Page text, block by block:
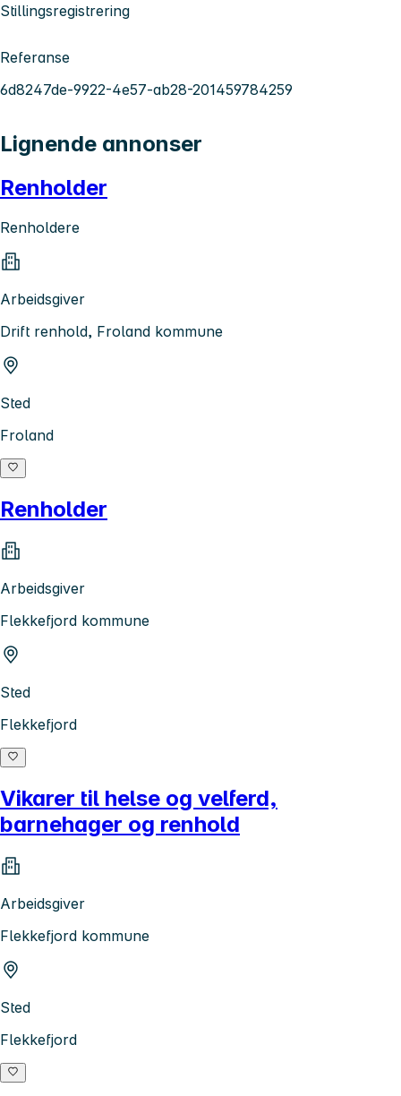
Stillingsregistrering
Referanse
6d8247de-9922-4e57-ab28-201459784259
Lignende annonser
Renholder
Renholdere
Arbeidsgiver
Drift renhold, Froland kommune
Sted
Froland
Renholder
Arbeidsgiver
Flekkefjord kommune
Sted
Flekkefjord
Vikarer til helse og velferd,
barnehager og renhold
Arbeidsgiver
Flekkefjord kommune
Sted
Flekkefjord